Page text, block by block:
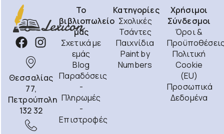
Θεσσαλίας
77,
Πετρούπολη
132 32
Το
βιβλιοπωλείο
μας
Σχετικά με
εμάς
Blog
Παραδόσεις
-
Πληρωμές
-
Επιστροφές
Κατηγορίες
Σχολικές
Τσάντες
Παιχνίδια
Paint by
Numbers
Χρήσιμοι
Σύνδεσμοι
Όροι &
Πολιτική
Cookie
(EU)
Προσωπικά
Δεδομένα